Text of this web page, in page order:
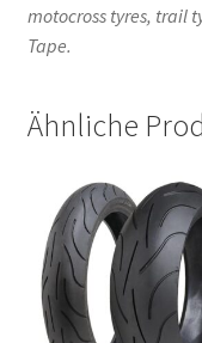
motocross tyres, trail
Tape.
Ähnliche